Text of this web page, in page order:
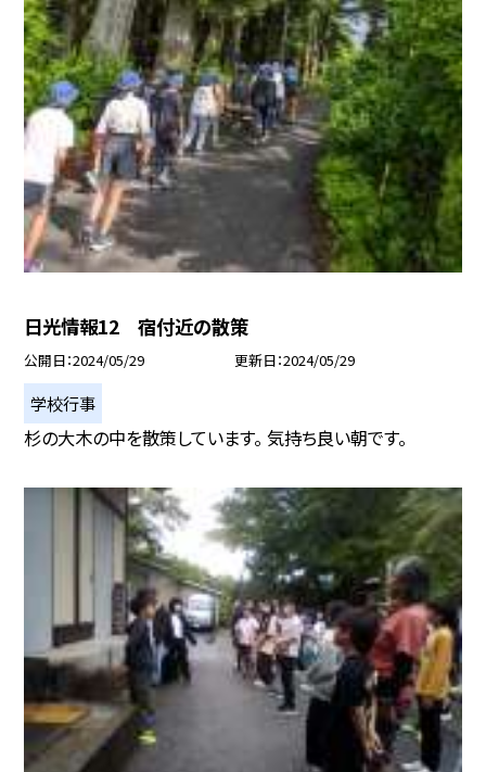
日光情報12 宿付近の散策
公開日 2024/05/29 更新日 2024/05/29
学校行事
杉の大木の中を散策しています。 気持ち良い朝です。